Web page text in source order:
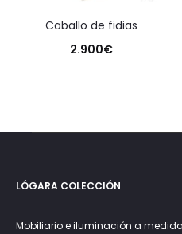
caballo de fidias
2.900€
LÓGARA COLECCIÓN
Mobiliario e iluminación a